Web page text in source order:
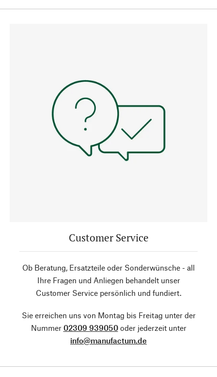
Customer Service
Ob Beratung, Ersatzteile oder Sonderwünsche - all
Ihre Fragen und Anliegen behandelt unser
Customer Service persönlich und fundiert.
Sie erreichen uns von Montag bis Freitag unter der
Nummer 02309 939050oder jederzeit unter
info@manufactum.de